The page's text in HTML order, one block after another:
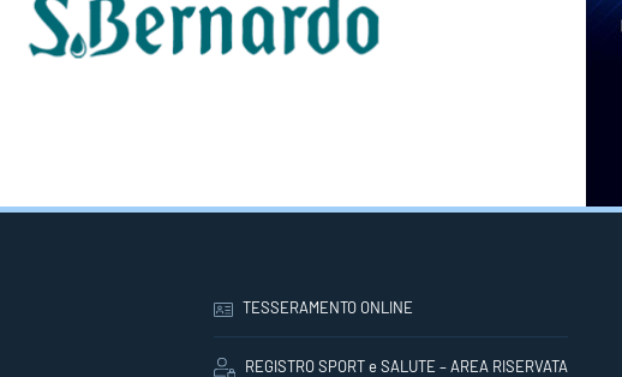
TESSERAMENTO ONLINE
REGISTRO SPORT e SALUTE – AREA RISERVATA